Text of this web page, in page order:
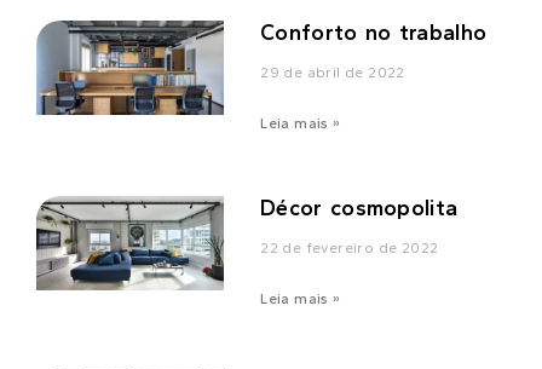
Conforto no trabalho
29 de abril de 2022
Leia mais »
Décor cosmopolita
22 de fevereiro de 2022
Leia mais »